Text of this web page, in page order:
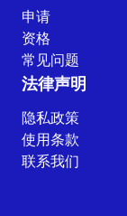
申请
资格
常见问题
法律声明
隐私政策
使用条款
联系我们